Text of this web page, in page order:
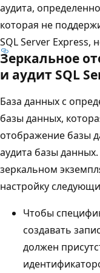
аудита,
которая не
SQL Server Express,
Зеркальное
и аудит SQL
База данных с
базы данных,
отображение базы
аудита базы
зеркальном
настройку
Чтобы
создавать
должен